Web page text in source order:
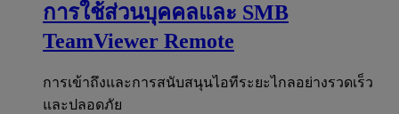
การใช้ส่วนบุคคลและ SMB
TeamViewer Remote
การเข้าถึงและการสนับสนุนไอทีระยะไกลอย่างรวดเร็ว
และปลอดภัย